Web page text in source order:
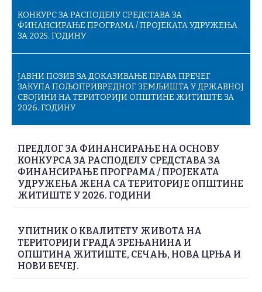
КОНКУРС ЗА РАСПОДЕЛУ СРЕДСТАВА ЗА
ФИНАНСИРАЊЕ ПРОГРАМА / ПРОЈЕКАТА УДРУЖЕЊА
ЗА 2025. ГОДИНУ
ЈАВНИ ПОЗИВ ЗА ДОКАЗИВАЊЕ ПРАВА ПРЕЧЕГ
ЗАКУПА ПОЉОПРИВРЕДНОГ ЗЕМЉИШТА У ДРЖАВНОЈ
СВОЈИНИ НА ТЕРИТОРИЈИ ОПШТИНЕ ЖИТИШТЕ ЗА
2026. ГОДИНУ
ПРЕДЛОГ ЗА ФИНАНСИРАЊЕ НА ОСНОВУ
КОНКУРСА ЗА РАСПОДЕЛУ СРЕДСТАВА ЗА
ФИНАНСИРАЊЕ ПРОГРАМА / ПРОЈЕКАТА
УДРУЖЕЊА ЖЕНА СА ТЕРИТОРИЈЕ ОПШТИНЕ
ЖИТИШТЕ У 2026. ГОДИНИ
УПИТНИК О КВАЛИТЕТУ ЖИВОТА НА
ТЕРИТОРИЈИ ГРАДА ЗРЕЊАНИНА И
ОПШТИНА ЖИТИШТЕ, СЕЧАЊ, НОВА ЦРЊА И
НОВИ БЕЧЕЈ.